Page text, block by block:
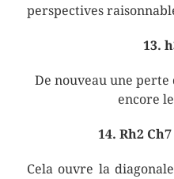
perspectives
13.
De nouveau une
encore
14. Rh2
Cela ouvre la